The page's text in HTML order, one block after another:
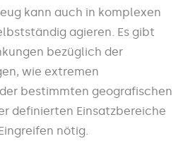
kann auch in komplexen
agieren. Es gibt
bezüglich der
wie extremen
bestimmten geografischen
definierten Einsatzbereiche
nötig.